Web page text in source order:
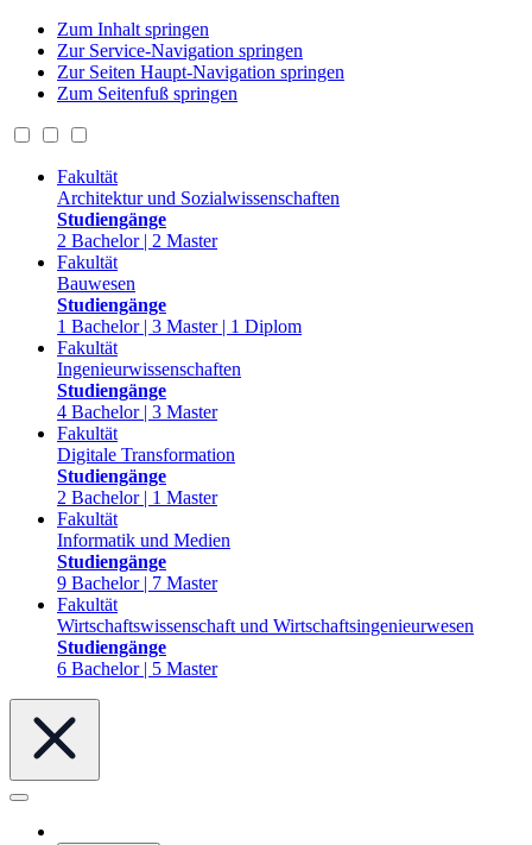
Zum Inhalt springen
Zur Service-Navigation springen
Zur Seiten Haupt-Navigation springen
Zum Seitenfuß springen
Fakultät
Architektur und Sozialwissenschaften
Studiengänge
2 Bachelor | 2 Master
Fakultät
Bauwesen
Studiengänge
1 Bachelor | 3 Master | 1 Diplom
Fakultät
Ingenieurwissenschaften
Studiengänge
4 Bachelor | 3 Master
Fakultät
Digitale Transformation
Studiengänge
2 Bachelor | 1 Master
Fakultät
Informatik und Medien
Studiengänge
9 Bachelor | 7 Master
Fakultät
Wirtschaftswissenschaft und Wirtschaftsingenieurwesen
Studiengänge
6 Bachelor | 5 Master